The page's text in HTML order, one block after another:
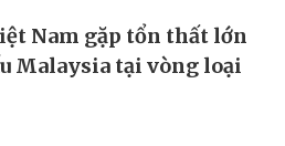
Nam gặp tổn thất lớn
Malaysia tại vòng loại